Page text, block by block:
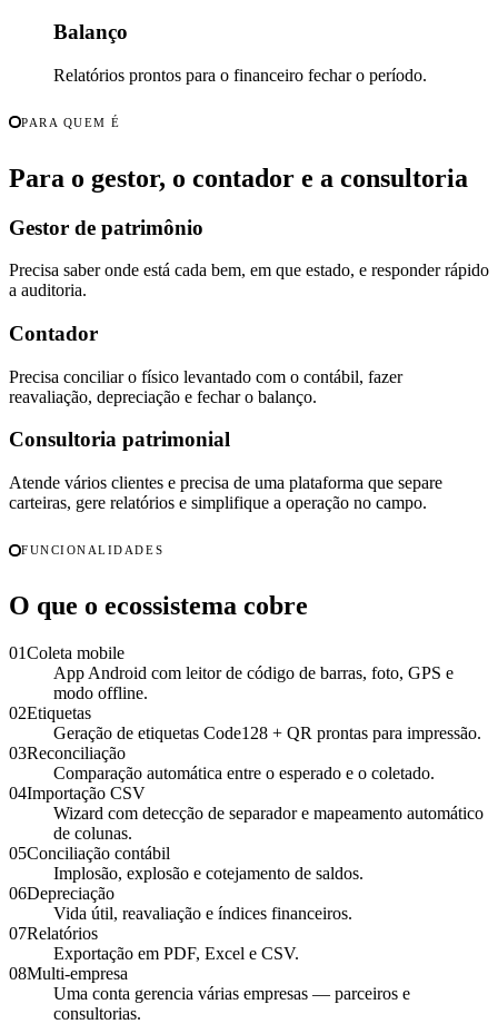
Balanço
Relatórios prontos para o financeiro fechar o período.
PARA QUEM É
Para o gestor, o contador e a consultoria
Gestor de patrimônio
Precisa saber onde está cada bem, em que estado, e responder rápido
a auditoria.
Contador
Precisa conciliar o físico levantado com o contábil, fazer
reavaliação, depreciação e fechar o balanço.
Consultoria patrimonial
Atende vários clientes e precisa de uma plataforma que separe
carteiras, gere relatórios e simplifique a operação no campo.
FUNCIONALIDADES
O que o ecossistema cobre
01Coleta mobile
App Android com leitor de código de barras, foto, GPS e
modo offline.
02Etiquetas
Geração de etiquetas Code128 + QR prontas para impressão.
03Reconciliação
Comparação automática entre o esperado e o coletado.
04Importação CSV
Wizard com detecção de separador e mapeamento automático
de colunas.
05Conciliação contábil
Implosão, explosão e cotejamento de saldos.
06Depreciação
Vida útil, reavaliação e índices financeiros.
07Relatórios
Exportação em PDF, Excel e CSV.
08Multi-empresa
Uma conta gerencia várias empresas — parceiros e
consultorias.